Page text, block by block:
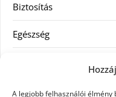
A legjobb felhasználói
Biztosítás
Egészség
Ingatlan